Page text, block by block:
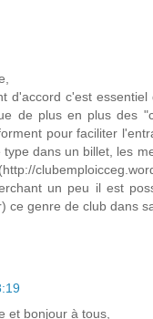
d'accord c'est
de plus en plus des
pour faciliter
type dans un billet, les
un peu il est
ce genre de club dans
et bonjour à tous,